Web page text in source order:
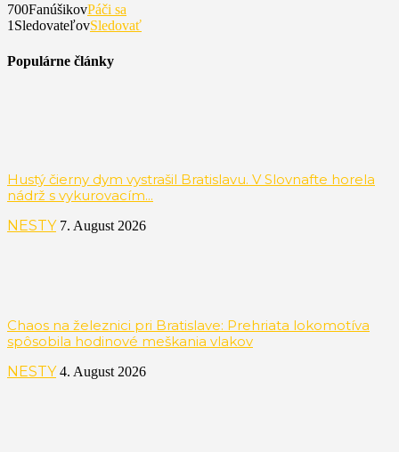
700FanúšikovPáči sa
1 SledovateľovSledovať
Populárne články
Hustý čierny dym vystrašil Bratislavu. V Slovnafte horela
nádrž s vykurovacím...
NESTY 7. August 2026
Chaos na železnici pri Bratislave: Prehriata lokomotíva
spôsobila hodinové meškania vlakov
NESTY 4. August 2026